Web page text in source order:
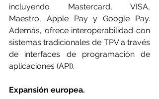
incluyendo Mastercard, VISA,
Maestro, Apple Pay y Google Pay.
Además, ofrece interoperabilidad con
sistemas tradicionales de TPV a través
de interfaces de programación de
aplicaciones (API).
Expansión europea.